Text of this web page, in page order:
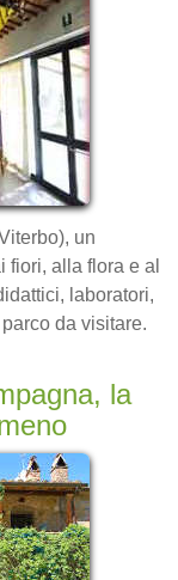
un
alla flora e al
laboratori,
da visitare.
la